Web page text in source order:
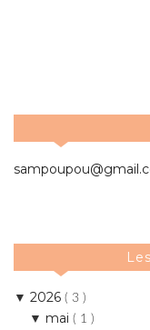
▼ 2026 ( 3 )
▼ mai ( 1 )